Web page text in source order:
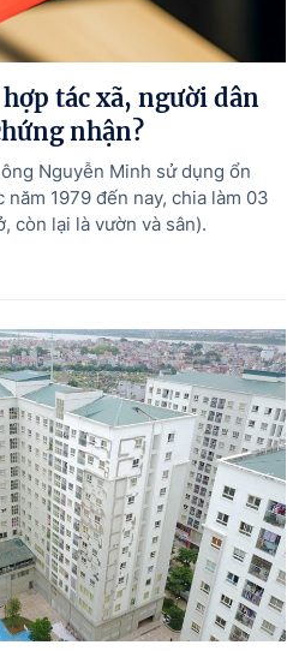
tác xã, người dân
nhận?
Nguyễn Minh sử dụng ổn
1979 đến nay, chia làm 03
còn lại là vườn và sân).